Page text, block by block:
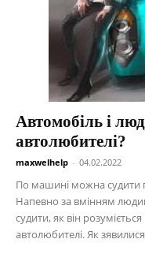
Автомобіль і
автолюбителі?
maxwelhelp - 04.02.2022
По машині можна судити
Напевно за вмінням
судити, як він
автолюбителі. Як